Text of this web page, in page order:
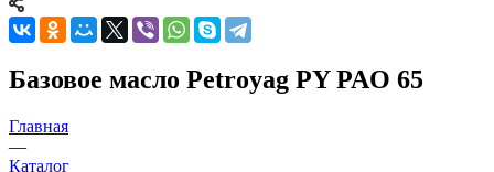
Базовое масло Petroyag PY PAO 65
Главная
—
Каталог